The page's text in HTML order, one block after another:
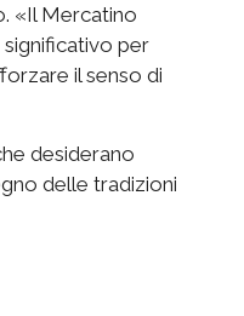
«Il Mercatino
per
il senso di
desiderano
delle tradizioni